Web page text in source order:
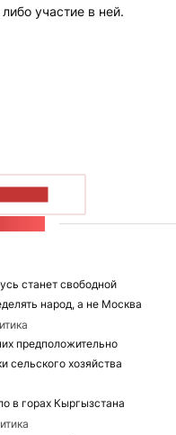
участие в ней.
станет свободной
народ, а не Москва
предположительно
сельского хозяйства
в горах Кыргызстана